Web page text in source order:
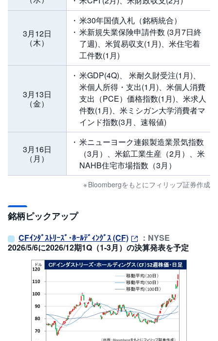
3月12日
（木）
米30年国債入札（銘柄統合）
米新規失業保険申請件数 (3月7日終
了週)、米貿易収支(1月)、米住宅着
工件数(1月)
3月13日
（金）
米GDP(4Q)、 米耐久財受注(1月)、
米個人所得・支出(1月)、米個人消費
支出（PCE）価格指数(1月)、米求人
件数(1月)、米ミシガン大学消費者マ
インド指数(3月、速報値)
3月16日
（月）
米ニューヨーク連銀製造業景気指数
（3月）、米鉱工業生産（2月）、米
NAHB住宅市場指数（3月）
Bloombergをもとにフィリップ証券作成
銘柄ピックアップ
CFｲﾝﾀﾞｽﾄﾘｰｽﾞ･ﾎｰﾙﾃﾞｨﾝｸﾞｽ (CF)
：NYSE
2026/5/6に2026/12期1Q（1-3月）の決算発表を予定